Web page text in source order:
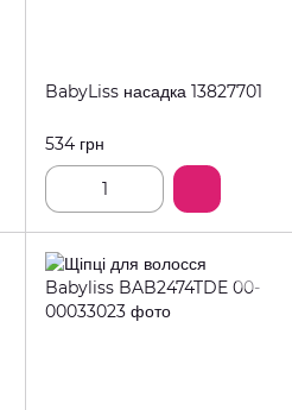
BabyLiss насадка 13827701
534 грн